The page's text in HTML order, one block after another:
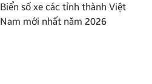
Biển số xe các tỉnh thành Việt
Nam mới nhất năm 2026